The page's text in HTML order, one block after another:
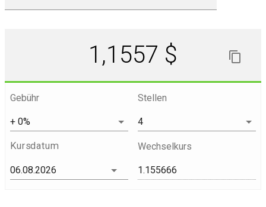
1,1557 $
Gebühr Stellen
Kursdatum Wechselkurs